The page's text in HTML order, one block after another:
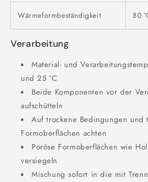
Wärmeformbeständigkeit 80
Verarbeitung
Material- und
und 25 °C
Beide Komponenten vor der
aufschütteln
Auf trockene Bedingungen und
Formoberflächen achten
Poröse Formoberflächen wie
versiegeln
Mischung sofort in die mit